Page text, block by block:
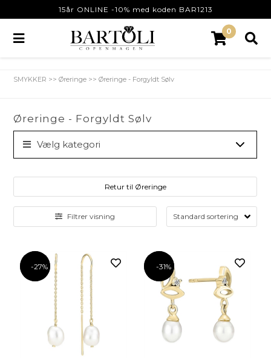
15år ONLINE -10% med koden BAR1213
0
SMYKKER >>Øreringe >>Øreringe - Forgyldt Sølv
Øreringe - Forgyldt Sølv
Vælg kategori
Filtrer visning
Retur til Øreringe
-27%
-27% -31%
-31%